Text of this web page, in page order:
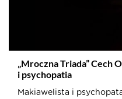
„Mroczna Triada” Cech
i psychopatia
Makiawelista i